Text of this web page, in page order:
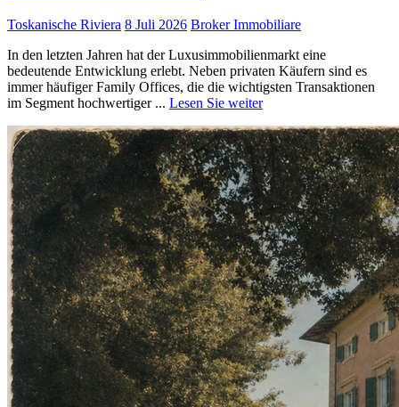
Toskanische Riviera 8 Juli 2026 Broker Immobiliare
In den letzten Jahren hat der Luxusimmobilienmarkt eine
bedeutende Entwicklung erlebt. Neben privaten Käufern sind es
immer häufiger Family Offices, die die wichtigsten Transaktionen
im Segment hochwertiger ... Lesen Sie weiter